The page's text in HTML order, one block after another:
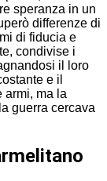
speranza in un
differenze di
di fiducia e
condivise i
il loro
e il
armi, ma la
guerra cercava